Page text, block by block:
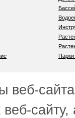
веб-